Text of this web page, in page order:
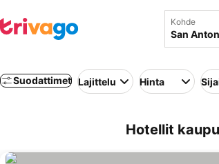
Kohde
Suodattimet Lajittelu Hinta
Hotellit